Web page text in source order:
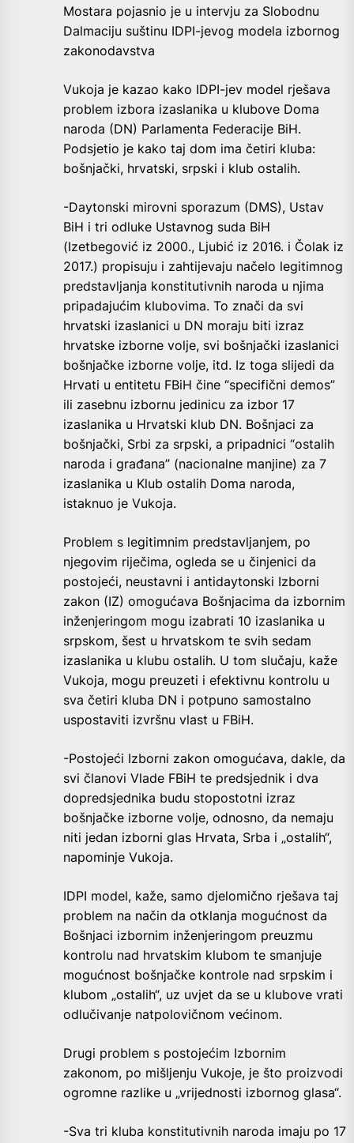
Mostara pojasnio je u intervju za Slobodnu
Dalmaciju suštinu IDPI-jevog modela izbornog
zakonodavstva
Vukoja je kazao kako IDPI-jev model rješava
problem izbora izaslanika u klubove Doma
naroda (DN) Parlamenta Federacije BiH.
Podsjetio je kako taj dom ima četiri kluba:
bošnjački, hrvatski, srpski i klub ostalih.
-Daytonski mirovni sporazum (DMS), Ustav
BiH i tri odluke Ustavnog suda BiH
(Izetbegović iz 2000., Ljubić iz 2016. i Čolak iz
2017.) propisuju i zahtijevaju načelo legitimnog
predstavljanja konstitutivnih naroda u njima
pripadajućim klubovima. To znači da svi
hrvatski izaslanici u DN moraju biti izraz
hrvatske izborne volje, svi bošnjački izaslanici
bošnjačke izborne volje, itd. Iz toga slijedi da
Hrvati u entitetu FBiH čine “specifični demos”
ili zasebnu izbornu jedinicu za izbor 17
izaslanika u Hrvatski klub DN. Bošnjaci za
bošnjački, Srbi za srpski, a pripadnici “ostalih
naroda i građana” (nacionalne manjine) za 7
izaslanika u Klub ostalih Doma naroda,
istaknuo je Vukoja.
Problem s legitimnim predstavljanjem, po
njegovim riječima, ogleda se u činjenici da
postojeći, neustavni i antidaytonski Izborni
zakon (IZ) omogućava Bošnjacima da izbornim
inženjeringom mogu izabrati 10 izaslanika u
srpskom, šest u hrvatskom te svih sedam
izaslanika u klubu ostalih. U tom slučaju, kaže
Vukoja, mogu preuzeti i efektivnu kontrolu u
sva četiri kluba DN i potpuno samostalno
uspostaviti izvršnu vlast u FBiH.
-Postojeći Izborni zakon omogućava, dakle, da
svi članovi Vlade FBiH te predsjednik i dva
dopredsjednika budu stopostotni izraz
bošnjačke izborne volje, odnosno, da nemaju
niti jedan izborni glas Hrvata, Srba i „ostalih“,
napominje Vukoja.
IDPI model, kaže, samo djelomično rješava taj
problem na način da otklanja mogućnost da
Bošnjaci izbornim inženjeringom preuzmu
kontrolu nad hrvatskim klubom te smanjuje
mogućnost bošnjačke kontrole nad srpskim i
klubom „ostalih“, uz uvjet da se u klubove vrati
odlučivanje natpolovičnom većinom.
Drugi problem s postojećim Izbornim
zakonom, po mišljenju Vukoje, je što proizvodi
ogromne razlike u „vrijednosti izbornog glasa“.
-Sva tri kluba konstitutivnih naroda imaju po 17